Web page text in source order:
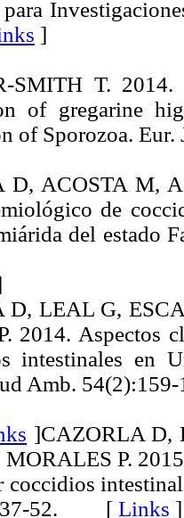
]
SMITH T. 2014.
of gregarine
of Sporozoa.
D, ACOSTA M,
de
del estado
D, LEAL G,
2014. Aspectos
intestinales en
Amb. 54(2):159-
]CAZORLA D,
P.
52. [ Links ]